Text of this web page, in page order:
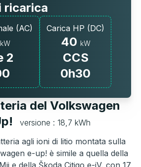
ricarica
(AC)
kW
2
Carica HP (DC)
40 kW
CCS
0h30
del Volkswagen
versione : 18,7 kWh
agli ioni di litio montata sulla
e-up! è simile a quella della